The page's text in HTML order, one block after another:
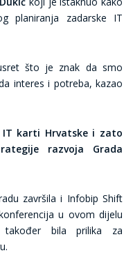
planiranja zadarske IT
što je znak da smo
interes i potreba, kazao
karti Hrvatske i zato
razvoja Grada
završila i Infobip Shift
u ovom dijelu
bila prilika za